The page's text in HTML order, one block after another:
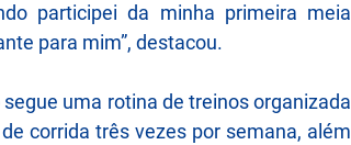
participei da minha primeira meia
para mim”, destacou.
uma rotina de treinos organizada
corrida três vezes por semana, além